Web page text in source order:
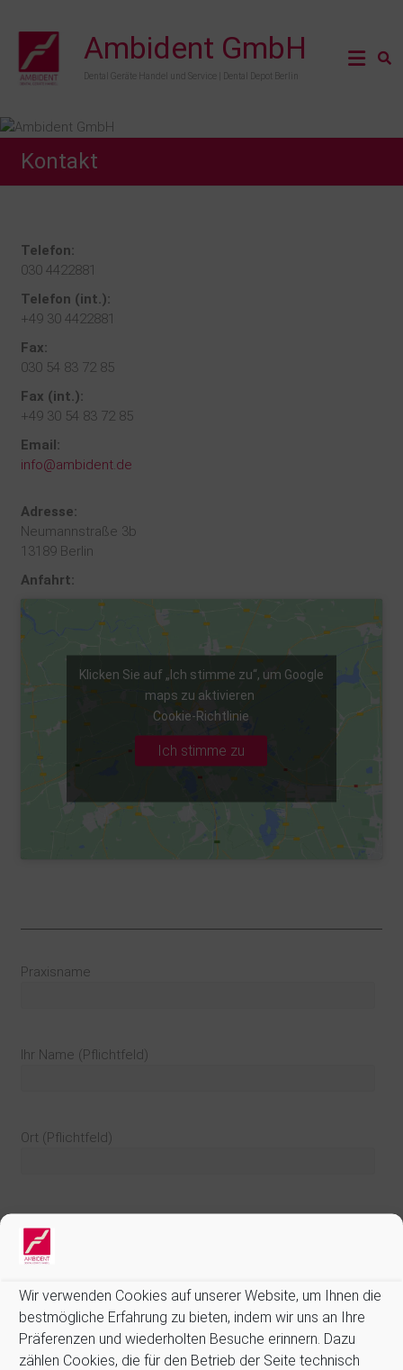
Wir verwenden Cookies auf unserer Website, um Ihnen die
bestmögliche Erfahrung zu bieten, indem wir uns an Ihre
Präferenzen und wiederholten Besuche erinnern. Dazu
zählen Cookies, die für den Betrieb der Seite technisch
Ambident GmbH
Dental Geräte Handel und Service | Dental Depot Berlin
Kontakt
Telefon:
030 4422881
Telefon (int.):
+49 30 4422881
Fax:
030 54 83 72 85
Fax (int.):
+49 30 54 83 72 85
Email:
info@ambident.de
Adresse:
Neumannstraße 3b
13189 Berlin
Anfahrt:
Klicken Sie auf „Ich stimme zu“, um Google
maps zu aktivieren
Cookie-Richtlinie
Ich stimme zu
Praxisname
Ihr Name (Pflichtfeld)
Ort (Pflichtfeld)
Ihre Telefonnummer (Pflichtfeld)
Betreff